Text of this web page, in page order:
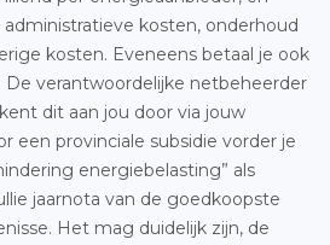
administratieve kosten, onderhoud
kosten. Eveneens betaal je ook
verantwoordelijke netbeheerder
dit aan jou door via jouw
een provinciale subsidie vorder je
energiebelasting” als
jaarnota van de goedkoopste
Het mag duidelijk zijn, de